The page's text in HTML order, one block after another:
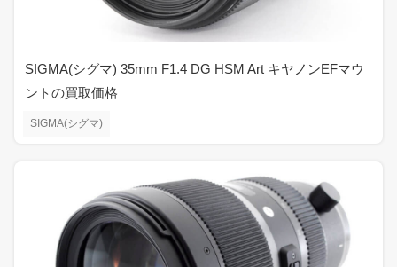
SIGMA(シグマ)
SIGMA(シグマ) 35mm F1.4 DG HSM Art キヤノンEFマウ
ントの買取価格